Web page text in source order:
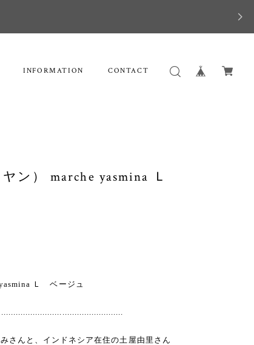
INFORMATION CONTACT
ン） marche yasmina Ｌ
Ｌ ベージュ
さんと、インドネシア在住の土屋由里さん